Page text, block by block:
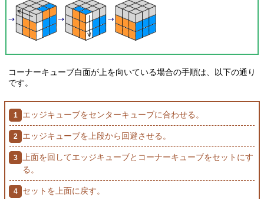
コーナーキューブ白面が上を向いている場合の手順は、以下の通り
です。
エッジキューブをセンターキューブに合わせる。
エッジキューブを上段から回避させる。
上面を回してエッジキューブとコーナーキューブをセットにす
る。
セットを上面に戻す。